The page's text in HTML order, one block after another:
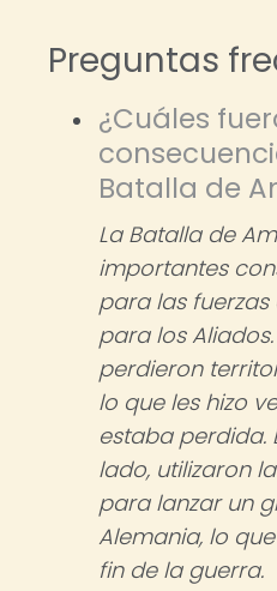
Preguntas
¿Cuáles
Batalla de
La Batalla de
importantes
para las
para los
perdieron
lo que les hizo
estaba perdida.
lado, utilizaron
para lanzar un
Alemania, lo
fin de la guerra.